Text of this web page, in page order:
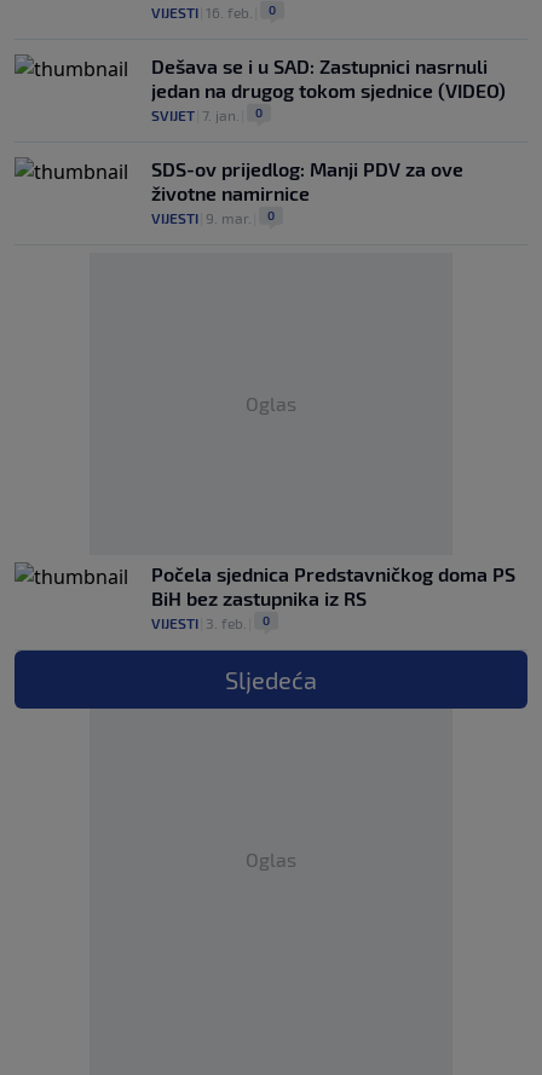
VIJESTI 16. feb. 0
Dešava se i u SAD: Zastupnici nasrnuli
jedan na drugog tokom sjednice (VIDEO)
SVIJET 7. jan. 0
SDS-ov prijedlog: Manji PDV za ove
životne namirnice
VIJESTI 9. mar. 0
Oglas
Počela sjednica Predstavničkog doma PS
BiH bez zastupnika iz RS
VIJESTI 3. feb. 0
Sljedeća
Oglas